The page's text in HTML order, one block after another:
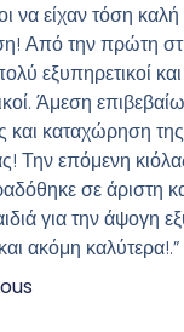
να είχαν τόση καλή
Από την πρώτη
εξυπηρετικοί και
Άμεση
και καταχώρηση της
Την επόμενη
σε άριστη
για την άψογη
ακόμη καλύτερα!.”